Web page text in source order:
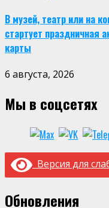
В музей, театр или на
стартует праздничная
карты
6 августа, 2026
Мы в соцсетях
Версия для
Обновления